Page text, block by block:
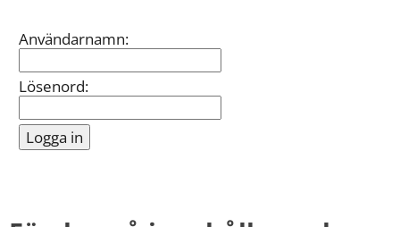
Inloggning
Användarnamn:
Lösenord:
informationen
bättre
dig?
Webbadress
sidan